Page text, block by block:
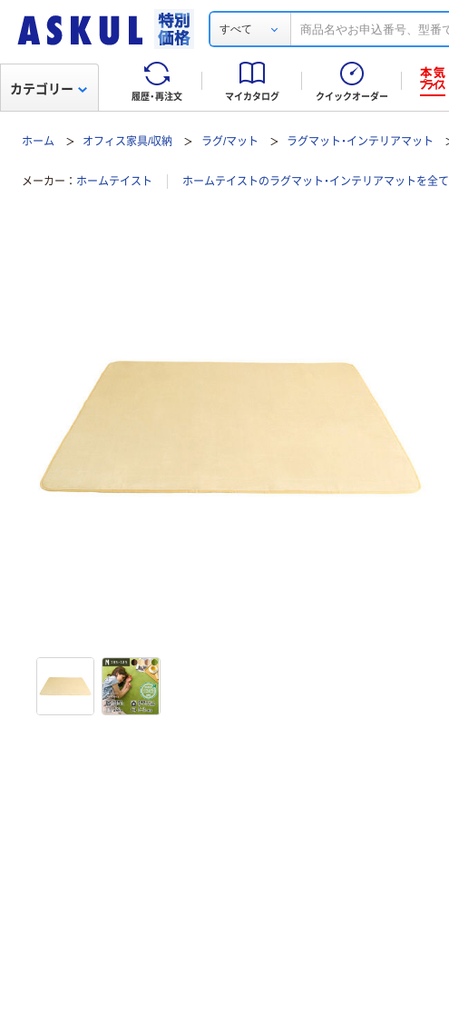
すべて
履歴・再注文 マイカタログ クイックオーダー
カテゴリー
ホーム オフィス家具/収納 ラグ/マット ラグマット・インテリアマット
メーカー ホームテイスト ホームテイストのラグマット・インテリアマットを全